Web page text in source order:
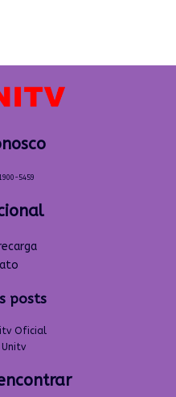
5459
posts
Oficial
Unitv